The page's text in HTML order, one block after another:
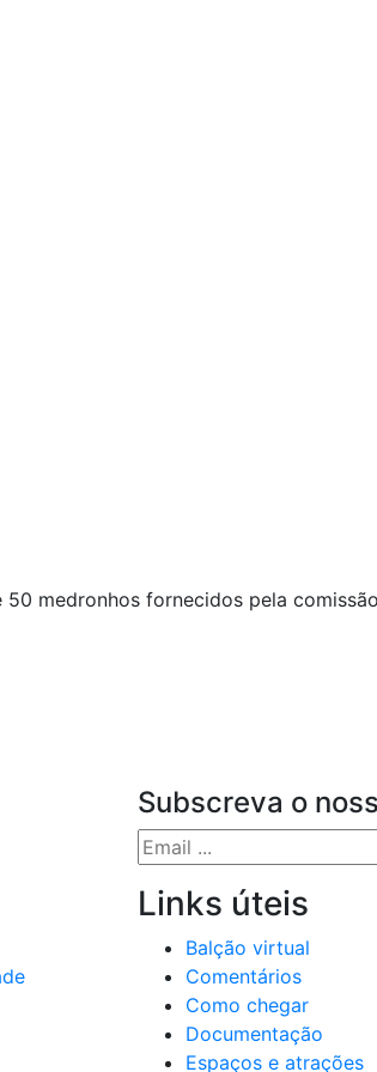
medronhos fornecidos pela
Subscreva o
Links úteis
Balção virtual
Comentários
Como chegar
Documentação
Espaços e atrações